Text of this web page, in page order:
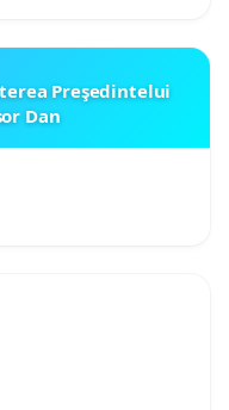
Preşedintelui
Dan